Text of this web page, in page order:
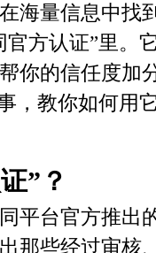
海量信息中找
方认证”里。
你的信任度加
，教你如何用
”？
平台官方推出
那些经过审核